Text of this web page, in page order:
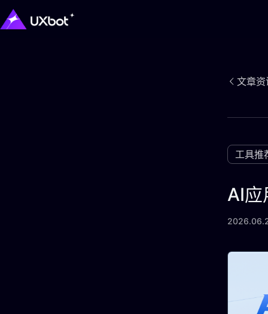
文章资
工具推
AI应